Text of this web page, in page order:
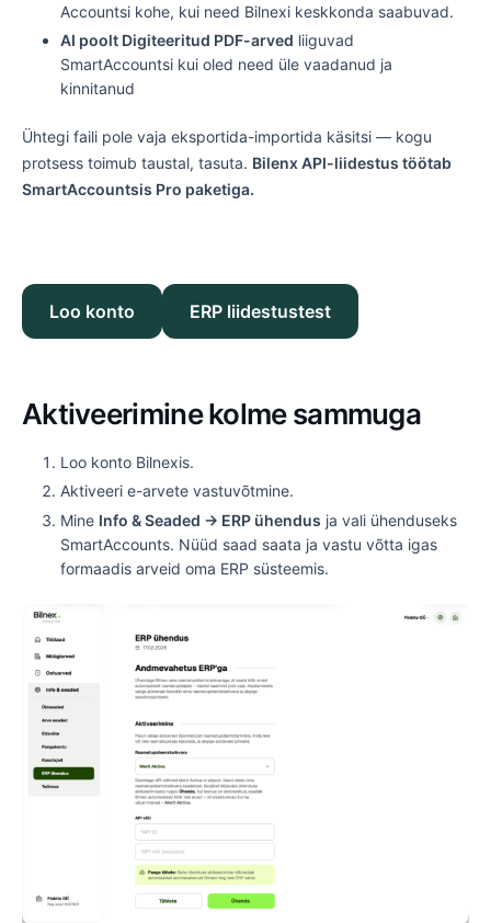
Accountsi kohe, kui need Bilnexi keskkonda saabuvad.
AI poolt Digiteeritud PDF-arved liiguvad
SmartAccountsi kui oled need üle vaadanud ja
kinnitanud
Ühtegi faili pole vaja eksportida-importida käsitsi — kogu
protsess toimub taustal, tasuta. Bilenx API-liidestus töötab
SmartAccountsis Pro paketiga.
Loo konto ERP liidestustest
Aktiveerimine kolme sammuga
Loo konto Bilnexis.
Aktiveeri e-arvete vastuvõtmine.
Mine Info & Seaded → ERP ühendus ja vali ühenduseks
SmartAccounts. Nüüd saad saata ja vastu võtta igas
formaadis arveid oma ERP süsteemis.